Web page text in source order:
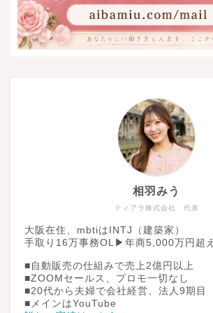
ティアラ株式会社 代表
相羽みう
大阪在住、mbtiはINTJ（建築家）
手取り16万事務OL▶︎年商5,000万円超え
■自動販売の仕組みで売上2億円以上
■ZOOMセールス、プロモ一切なし
■20代から夫婦で会社経営、法人9期目
■メインはYouTube